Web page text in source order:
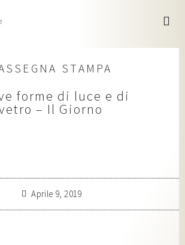
STAMPA
forme di luce e di
– Il Giorno
Aprile 9, 2019